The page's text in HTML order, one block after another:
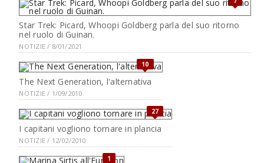
Star Trek: Picard, Whoopi Goldberg parla del suo ritorno
nel ruolo di Guinan.
NOTIZIE / 8/01/2021
10
The Next Generation, l'alternativa
NOTIZIE / 1/09/2010
27
I capitani vogliono tornare in plancia
NOTIZIE / 12/02/2010
1